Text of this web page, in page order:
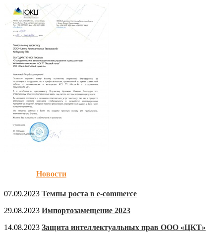
Новости
07.09.2023 Темпы роста в e-commerce
29.08.2023 Импортозамещение 2023
14.08.2023 Защита интеллектуальных прав ООО «ЦКТ»